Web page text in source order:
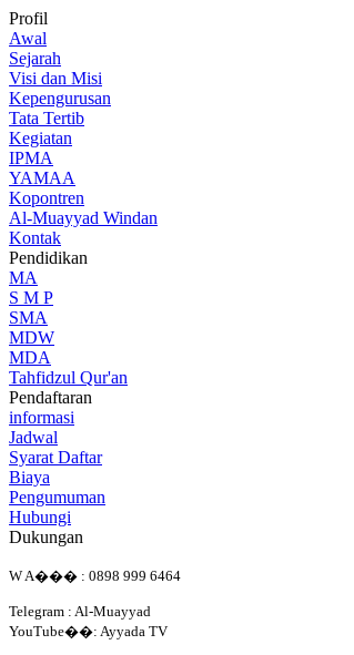
Profil
Awal
Sejarah
Visi dan Misi
Kepengurusan
Tata Tertib
Kegiatan
IPMA
YAMAA
Kopontren
Al-Muayyad Windan
Kontak
Pendidikan
MA
S M P
SMA
MDW
MDA
Tahfidzul Qur'an
Pendaftaran
informasi
Jadwal
Syarat Daftar
Biaya
Pengumuman
Hubungi
Dukungan
W A��� : 0898 999 6464
Telegram : Al-Muayyad
YouTube��: Ayyada TV